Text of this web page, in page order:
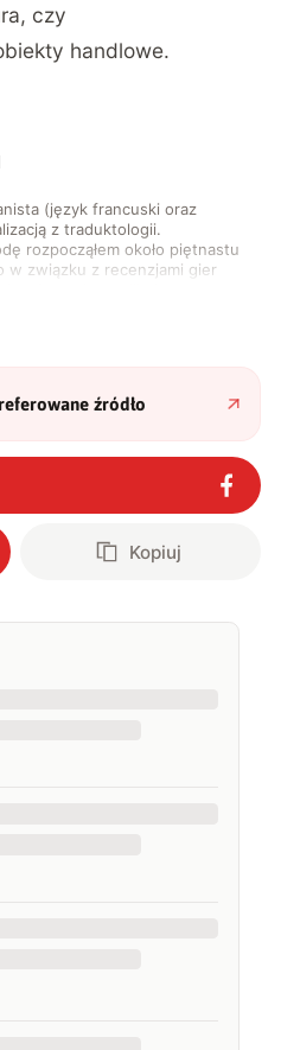
czy
handlowe.
(język francuski oraz
z traduktologii.
rozpocząłem około piętnastu
w związku z recenzjami gier
na tematy związane z nauką
sport.
źródło
Kopiuj